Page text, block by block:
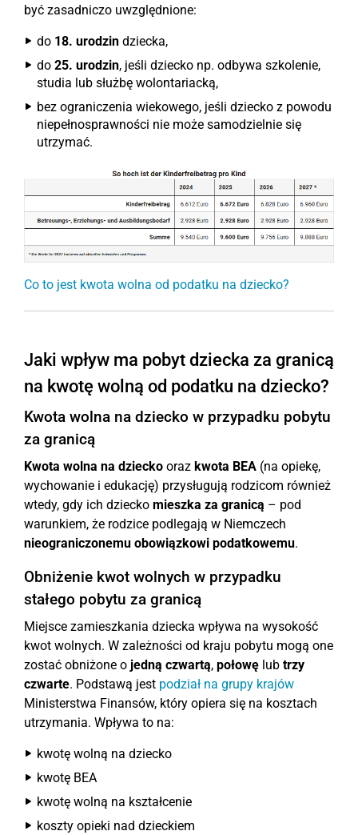
być zasadniczo uwzględnione:
do 18. urodzin dziecka,
do 25. urodzin, jeśli dziecko np. odbywa szkolenie,
studia lub służbę wolontariacką,
bez ograniczenia wiekowego, jeśli dziecko z powodu
niepełnosprawności nie może samodzielnie się
utrzymać.
Co to jest kwota wolna od podatku na dziecko?
Jaki wpływ ma pobyt dziecka za granicą
na kwotę wolną od podatku na dziecko?
Kwota wolna na dziecko w przypadku pobytu
za granicą
Kwota wolna na dziecko oraz kwota BEA (na opiekę,
wychowanie i edukację) przysługują rodzicom również
wtedy, gdy ich dziecko mieszka za granicą – pod
warunkiem, że rodzice podlegają w Niemczech
nieograniczonemu obowiązkowi podatkowemu.
Obniżenie kwot wolnych w przypadku
stałego pobytu za granicą
Miejsce zamieszkania dziecka wpływa na wysokość
kwot wolnych. W zależności od kraju pobytu mogą one
zostać obniżone o jedną czwartą, połowę lub trzy
czwarte. Podstawą jest podział na grupy krajów
Ministerstwa Finansów, który opiera się na kosztach
utrzymania. Wpływa to na:
kwotę wolną na dziecko
kwotę BEA
kwotę wolną na kształcenie
koszty opieki nad dzieckiem